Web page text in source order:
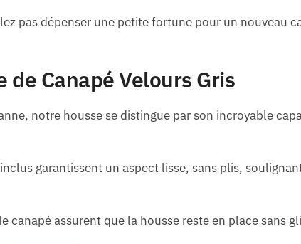
pas dépenser une petite fortune pour un nouveau
Canapé Velours Gris
notre housse se distingue par son incroyable
garantissent un aspect lisse, sans plis,
canapé assurent que la housse reste en place sans